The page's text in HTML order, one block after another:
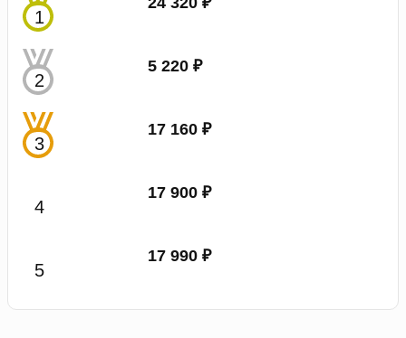
5 220 ₽
17 160 ₽
17 900 ₽
17 990 ₽